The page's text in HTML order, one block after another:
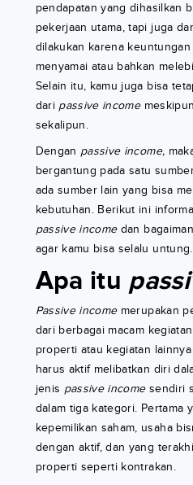
pendapatan yang dihasilkan
pekerjaan utama, tapi juga
dilakukan karena
menyamai atau bahkan
Selain itu, kamu juga bisa
dari passive income
sekalipun.
Dengan passive income,
bergantung pada satu
ada sumber lain yang bisa
kebutuhan. Berikut ini
passive incomedan
agar kamu bisa selalu untung.
Apa itu
Passive incomemerupakan
dari berbagai macam
properti atau kegiatan
harus aktif melibatkan diri
jenis passive incomesendiri
dalam tiga kategori. Pertama
kepemilikan saham, usaha
dengan aktif, dan yang
properti seperti kontrakan.